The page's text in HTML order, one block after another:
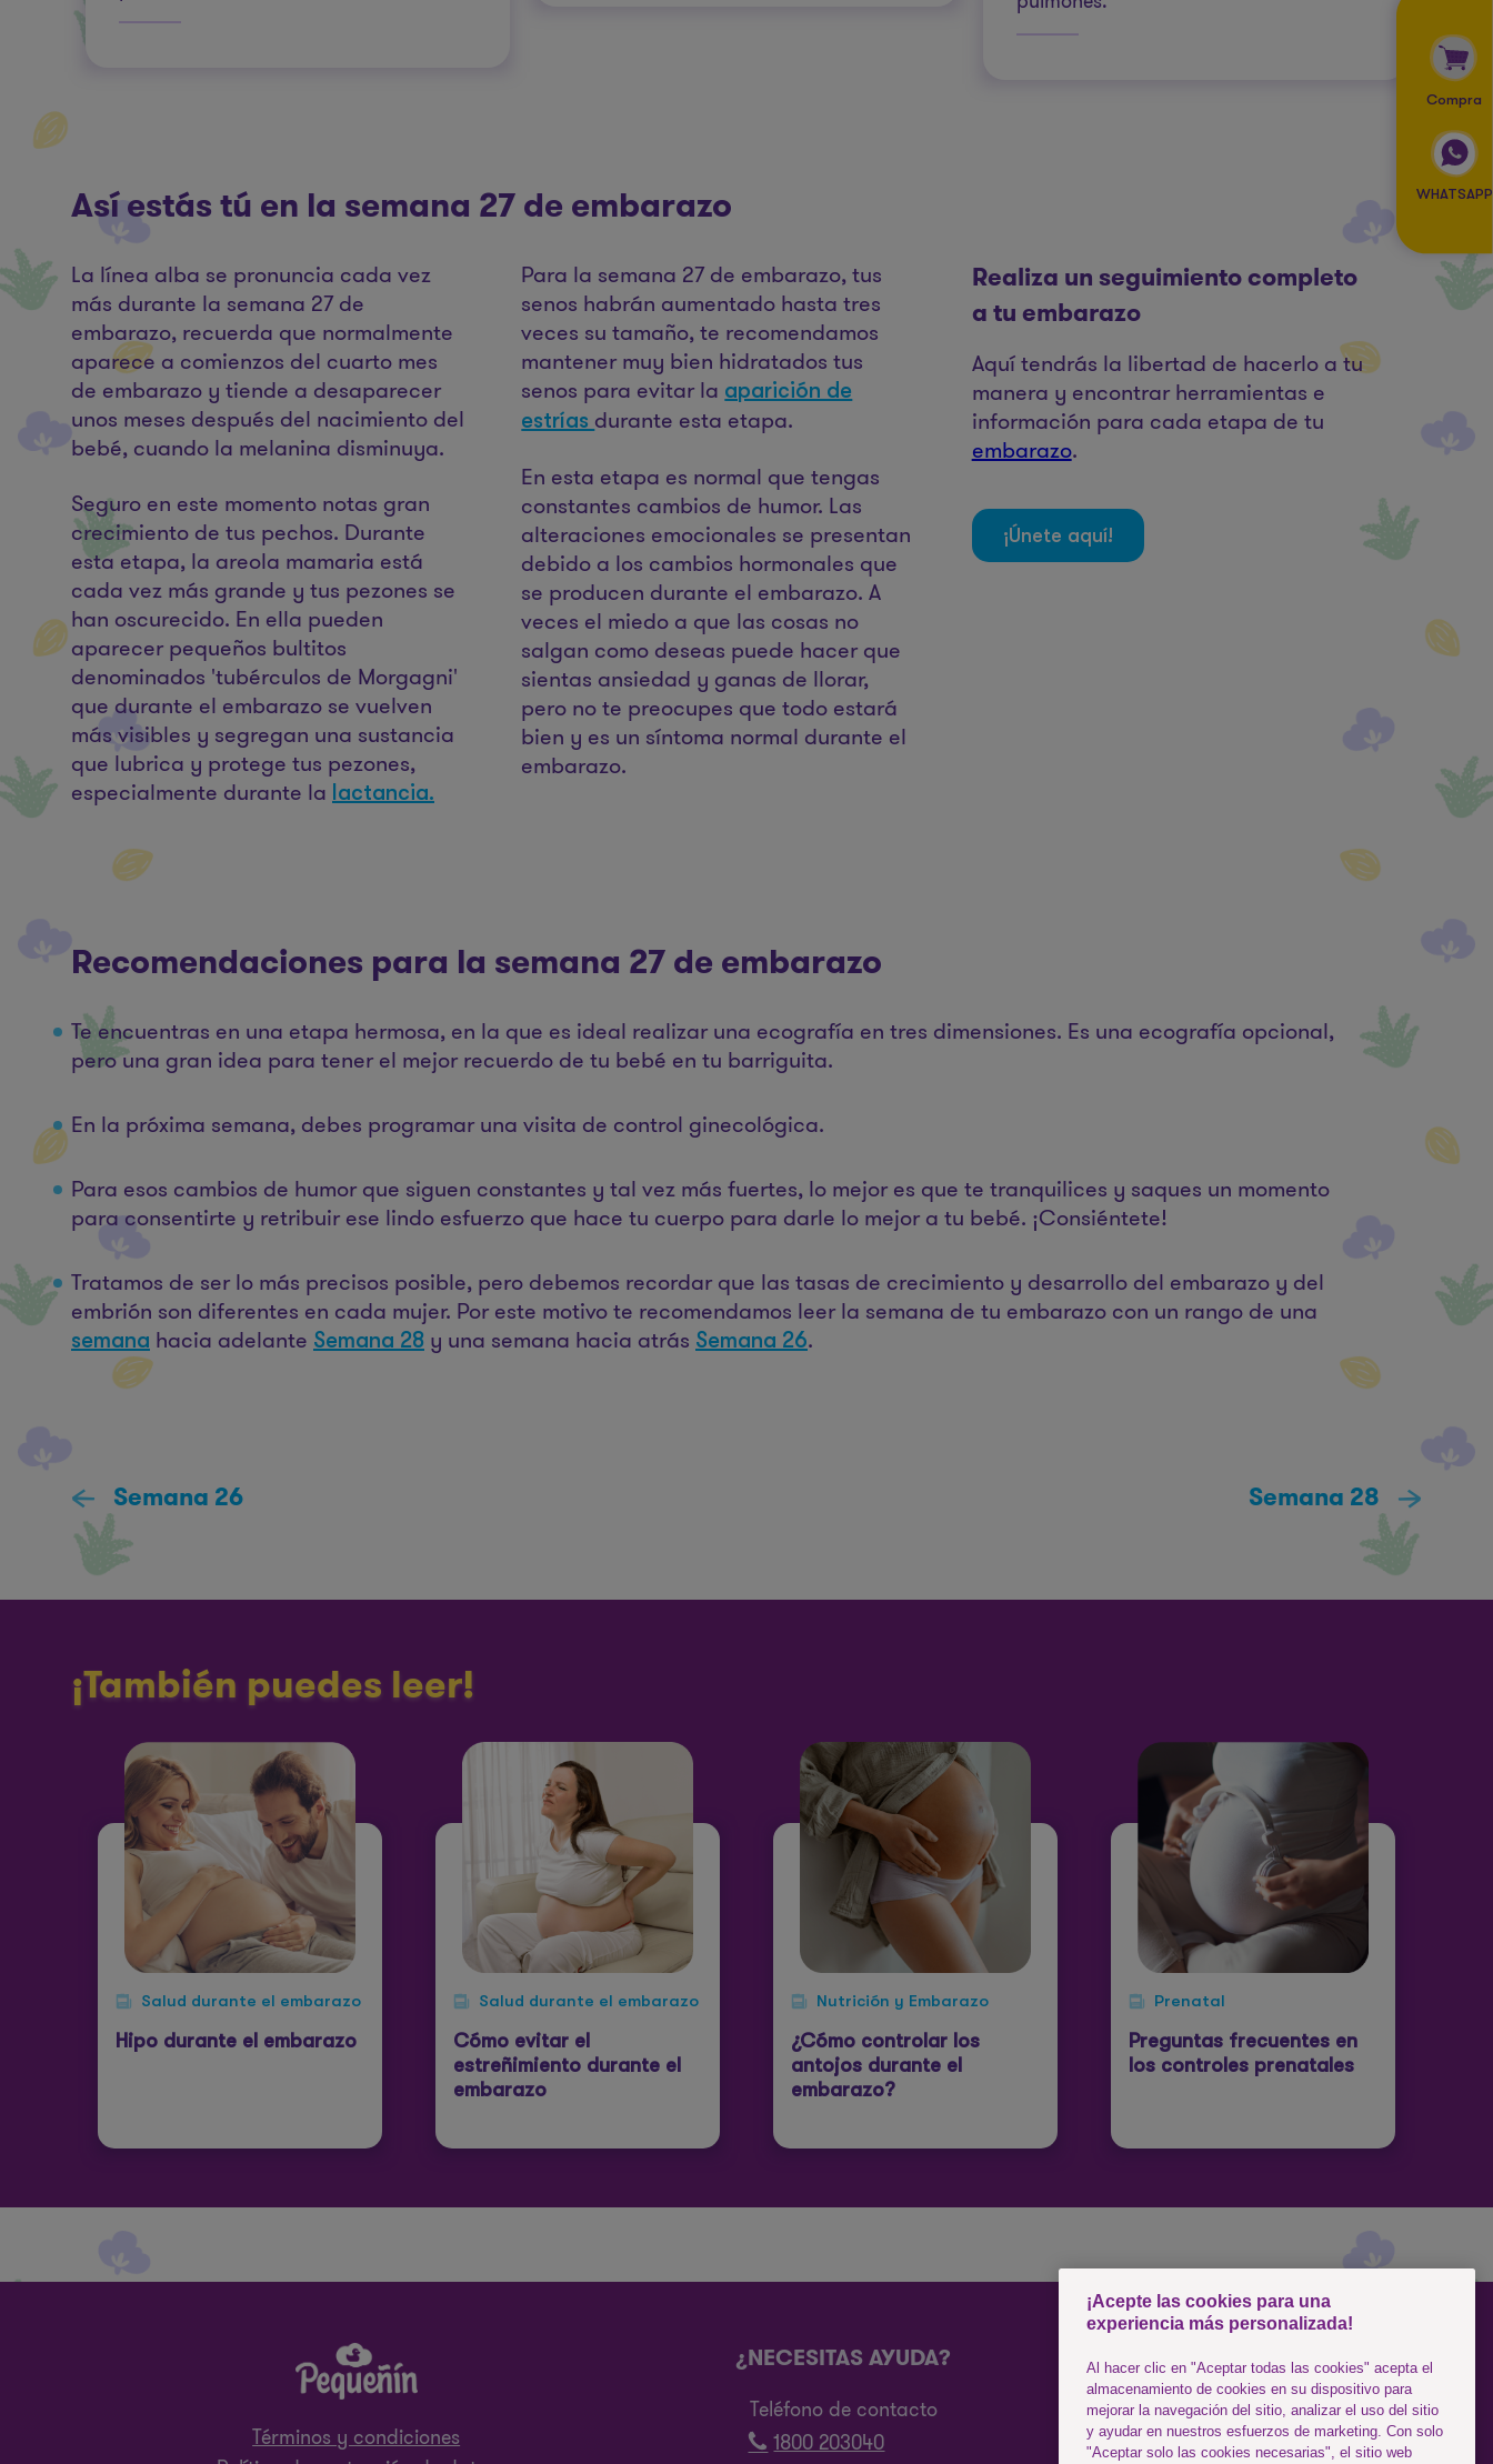
Compra
WHATSAPP
Así estás tú en la semana 27 de embarazo
La línea alba se pronuncia cada vez
más durante la semana 27 de
embarazo, recuerda que normalmente
aparece a comienzos del cuarto mes
de embarazo y tiende a desaparecer
unos meses después del nacimiento del
bebé, cuando la melanina disminuya.
Seguro en este momento notas gran
crecimiento de tus pechos. Durante
esta etapa, la areola mamaria está
cada vez más grande y tus pezones se
han oscurecido. En ella pueden
aparecer pequeños bultitos
denominados 'tubérculos de Morgagni'
que durante el embarazo se vuelven
más visibles y segregan una sustancia
que lubrica y protege tus pezones,
especialmente durante la lactancia.
Para la semana 27 de embarazo, tus
senos habrán aumentado hasta tres
veces su tamaño, te recomendamos
mantener muy bien hidratados tus
senos para evitar la aparición de
estrías durante esta etapa.
En esta etapa es normal que tengas
constantes cambios de humor. Las
alteraciones emocionales se presentan
debido a los cambios hormonales que
se producen durante el embarazo. A
veces el miedo a que las cosas no
salgan como deseas puede hacer que
sientas ansiedad y ganas de llorar,
pero no te preocupes que todo estará
bien y es un síntoma normal durante el
embarazo.
Realiza un seguimiento completo
a tu embarazo
Aquí tendrás la libertad de hacerlo a tu
manera y encontrar herramientas e
información para cada etapa de tu
embarazo.
¡Únete aquí!
Recomendaciones para la semana 27 de embarazo
Te encuentras en una etapa hermosa, en la que es ideal realizar una ecografía en tres dimensiones. Es una ecografía opcional,
pero una gran idea para tener el mejor recuerdo de tu bebé en tu barriguita.
En la próxima semana, debes programar una visita de control ginecológica.
Para esos cambios de humor que siguen constantes y tal vez más fuertes, lo mejor es que te tranquilices y saques un momento
para consentirte y retribuir ese lindo esfuerzo que hace tu cuerpo para darle lo mejor a tu bebé. ¡Consiéntete!
Tratamos de ser lo más precisos posible, pero debemos recordar que las tasas de crecimiento y desarrollo del embarazo y del
embrión son diferentes en cada mujer. Por este motivo te recomendamos leer la semana de tu embarazo con un rango de una
semana hacia adelante Semana 28 y una semana hacia atrás Semana 26.
Semana 26 Semana 28
¡También puedes leer!
Salud durante el embarazo
Hipo durante el embarazo
Salud durante el embarazo
Cómo evitar el
estreñimiento durante el
embarazo
Nutrición y Embarazo
¿Cómo controlar los
antojos durante el
embarazo?
Prenatal
Preguntas frecuentes en
los controles prenatales
Términos y condiciones
¿NECESITAS AYUDA?
Teléfono de contacto
1800 203040
SÍGUENOS
Facebook
¡Acepte las cookies para una
experiencia más personalizada!
Al hacer clic en "Aceptar todas las cookies" acepta el
almacenamiento de cookies en su dispositivo para
mejorar la navegación del sitio, analizar el uso del sitio
y ayudar en nuestros esfuerzos de marketing. Con solo
"Aceptar solo las cookies necesarias", el sitio web